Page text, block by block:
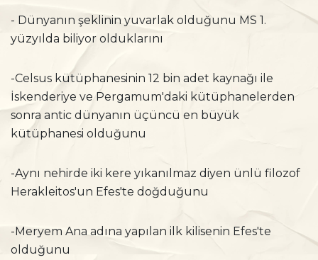
- Dünyanın şeklinin yuvarlak olduğunu MS 1.
yüzyılda biliyor olduklarını
-Celsus kütüphanesinin 12 bin adet kaynağı ile
İskenderiye ve Pergamum'daki kütüphanelerden
sonra antic dünyanın üçüncü en büyük
kütüphanesi olduğunu
-Aynı nehirde iki kere yıkanılmaz diyen ünlü filozof
Herakleitos'un Efes'te doğduğunu
-Meryem Ana adına yapılan ilk kilisenin Efes'te
olduğunu